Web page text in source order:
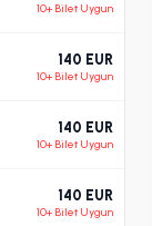
10+ Bilet Uygun
140 EUR
10+ Bilet Uygun
140 EUR
10+ Bilet Uygun
140 EUR
10+ Bilet Uygun